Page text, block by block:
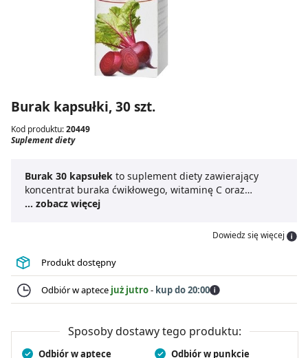
Burak kapsułki, 30 szt.
Kod produktu:20449
Suplement diety
Burak 30 kapsułek to suplement diety zawierający
koncentrat buraka ćwikłowego, witaminę C oraz
glukonian żelaza.
ochrony komórek przed stresem oksydacyjnym oraz
Glukonian żelaza
jest źródłem żelaza, które przyczynia się do
prawidłowego tworzenia czerwonych krwinek i
hemoglobiny.Burak 30 kapsułekjest dostępny w
formie kapsułek, co czyni go wygodnym w
... zobacz więcej
Dowiedz się więcej
Produkt dostępny
Odbiór w aptece już jutro- kup do 20:00
Sposoby dostawy tego produktu:
Odbiór w aptece
Odbiór w punkcie